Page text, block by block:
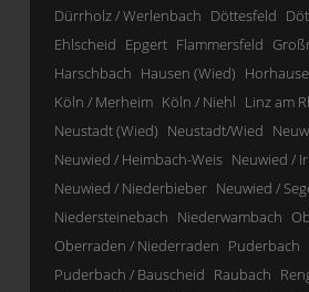
Dürrholz / Werlenbach Döttesfeld
Ehlscheid Epgert Flammersfeld
Harschbach Hausen (Wied)
Köln / Merheim Köln / Niehl Linz am
Neustadt (Wied) Neustadt/Wied
Neuwied / Heimbach-Weis Neuwied /
Neuwied / Niederbieber Neuwied /
Niedersteinebach Niederwambach
Oberraden / Niederraden Puderbach
Puderbach / Bauscheid Raubach